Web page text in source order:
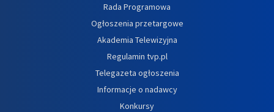
Rada Programowa
Ogłoszenia przetargowe
Akademia Telewizyjna
Regulamin tvp.pl
Telegazeta ogłoszenia
Informacje o nadawcy
Konkursy